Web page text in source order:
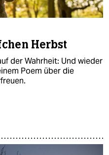
Herbst
der Wahrheit: Und wieder
Poem über die